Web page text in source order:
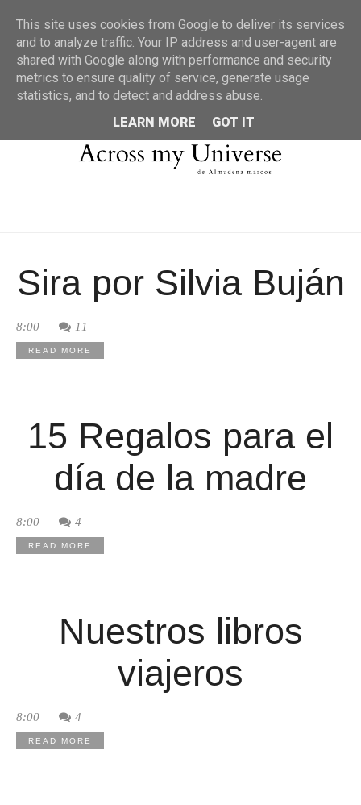
MENU
Sira por Silvia Buján
8:00 11
READ MORE
15 Regalos para el
día de la madre
8:00 4
READ MORE
Nuestros libros
viajeros
8:00 4
READ MORE
This site uses cookies from Google to deliver its services
and to analyze traffic. Your IP address and user-agent are
shared with Google along with performance and security
metrics to ensure quality of service, generate usage
statistics, and to detect and address abuse.
LEARN MORE
GOT IT